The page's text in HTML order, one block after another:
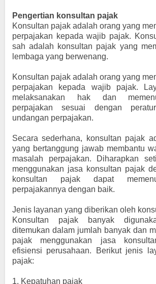
Pengertian konsultan pajak
Konsultan pajak adalah orang yang
perpajakan kepada wajib pajak.
sah adalah konsultan pajak yang
lembaga yang berwenang.
Konsultan pajak adalah orang yang
perpajakan kepada wajib pajak.
melaksanakan hak dan
perpajakan sesuai dengan
undangan perpajakan.
Secara sederhana, konsultan pajak
yang bertanggung jawab membantu
masalah perpajakan. Diharapkan
menggunakan jasa konsultan pajak
konsultan pajak dapat
perpajakannya dengan baik.
Jenis layanan yang diberikan oleh
Konsultan pajak banyak
ditemukan dalam jumlah banyak dan
pajak menggunakan jasa
efisiensi perusahaan. Berikut jenis
pajak:
1. Kepatuhan pajak